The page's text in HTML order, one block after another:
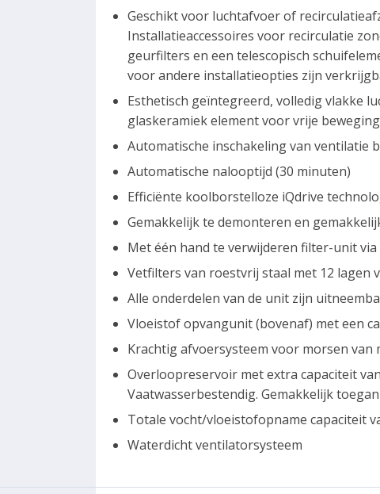
Geschikt voor luchtafvoer of
Installatieaccessoires voor recirculatie
geurfilters en een telescopisch
voor andere installatieopties zijn
Esthetisch geïntegreerd, volledig vlakke
glaskeramiek element voor vrije
Automatische inschakeling van ventilatie
Automatische nalooptijd (30 minuten)
Efficiënte koolborstelloze iQdrive
Gemakkelijk te demonteren en
Met één hand te verwijderen filter-unit
Vetfilters van roestvrij staal met 12 lagen
Alle onderdelen van de unit zijn
Vloeistof opvangunit (bovenaf) met een
Krachtig afvoersysteem voor morsen van
Overloopreservoir met extra capaciteit
Vaatwasserbestendig. Gemakkelijk
Totale vocht/vloeistofopname capaciteit
Waterdicht ventilatorsysteem